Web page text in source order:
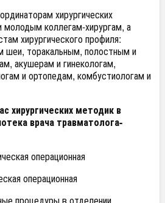
хирургических
молодым коллегам-хирургам, а
хирургического профиля:
шеи, торакальным, полостным и
акушерам и гинекологам,
и ортопедам, комбустиологам и
хирургических методик в
врача травматолога-
операционная
операционная